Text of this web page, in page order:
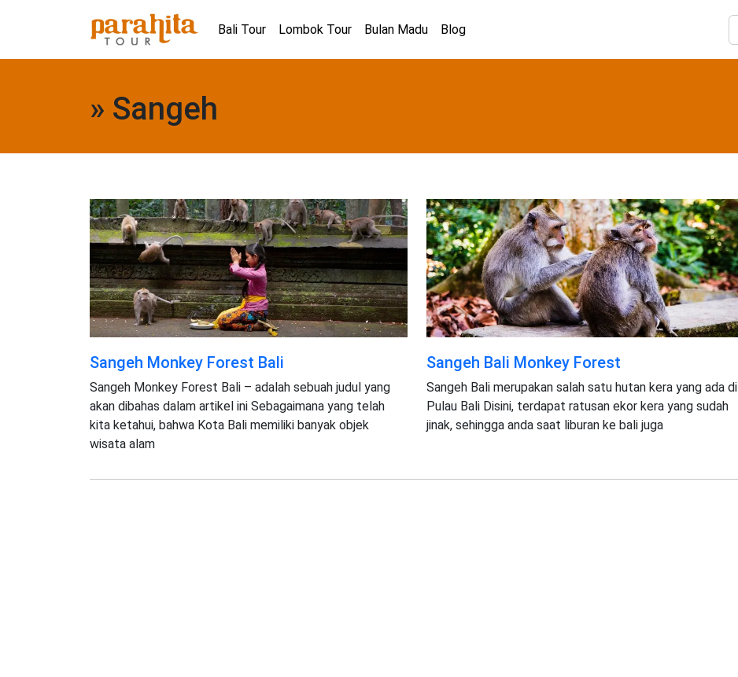
Bali Tour Lombok Tour Bulan Madu Blog
» Sangeh
Sangeh Monkey Forest Bali
Sangeh Monkey Forest Bali – adalah sebuah judul yang
akan dibahas dalam artikel ini Sebagaimana yang telah
kita ketahui, bahwa Kota Bali memiliki banyak objek
wisata alam
Sangeh Bali Monkey Forest
Sangeh Bali merupakan salah satu hutan kera yang ada di
Pulau Bali Disini, terdapat ratusan ekor kera yang sudah
jinak, sehingga anda saat liburan ke bali juga